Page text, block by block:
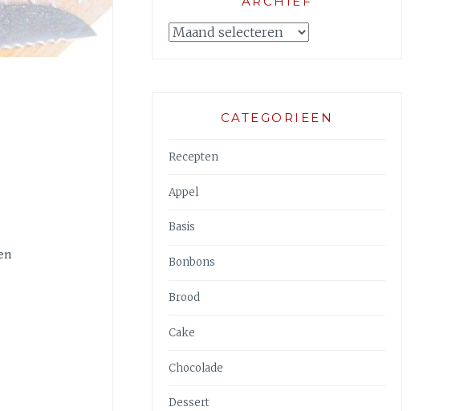
Archief
CATEGORIEEN
Recepten
Appel
Basis
Bonbons
Brood
Cake
Chocolade
Dessert